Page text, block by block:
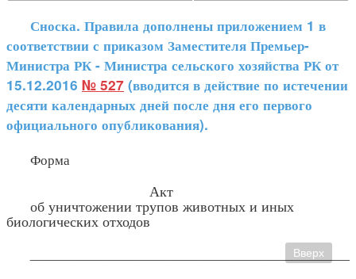
Сноска. Правила дополнены приложением 1 в
соответствии с приказом Заместителя Премьер-
Министра РК - Министра сельского хозяйства РК от
15.12.2016 № 527 (вводится в действие по истечении
десяти календарных дней после дня его первого
официального опубликования).
Форма
Акт
об уничтожении трупов животных и иных
биологических отходов
Вверх